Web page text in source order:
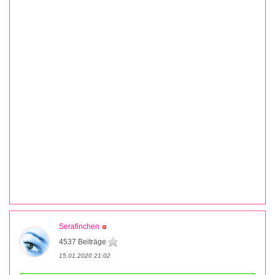
Serafinchen
4537 Beiträge
15.01.2020 21:02